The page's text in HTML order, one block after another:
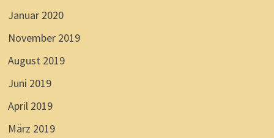
Januar 2020
November 2019
August 2019
Juni 2019
April 2019
März 2019